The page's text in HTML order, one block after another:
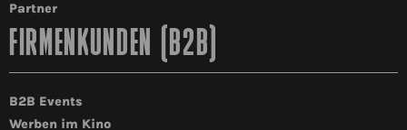
Partner
FIRMENKUNDEN (B2B)
B2B Events
Werben im Kino